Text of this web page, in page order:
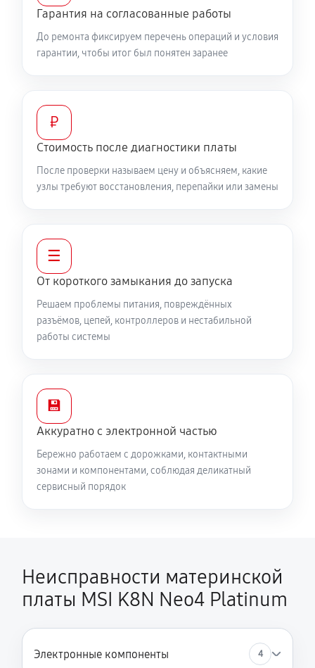
Гарантия на согласованные работы
До ремонта фиксируем перечень операций и условия
гарантии, чтобы итог был понятен заранее
₽
Стоимость после диагностики платы
После проверки называем цену и объясняем, какие
узлы требуют восстановления, перепайки или замены
☰
От короткого замыкания до запуска
Решаем проблемы питания, повреждённых
разъёмов, цепей, контроллеров и нестабильной
работы системы
💾
Аккуратно с электронной частью
Бережно работаем с дорожками, контактными
зонами и компонентами, соблюдая деликатный
сервисный порядок
Неисправности материнской
платы MSI K8N Neo4 Platinum
Электронные компоненты 4